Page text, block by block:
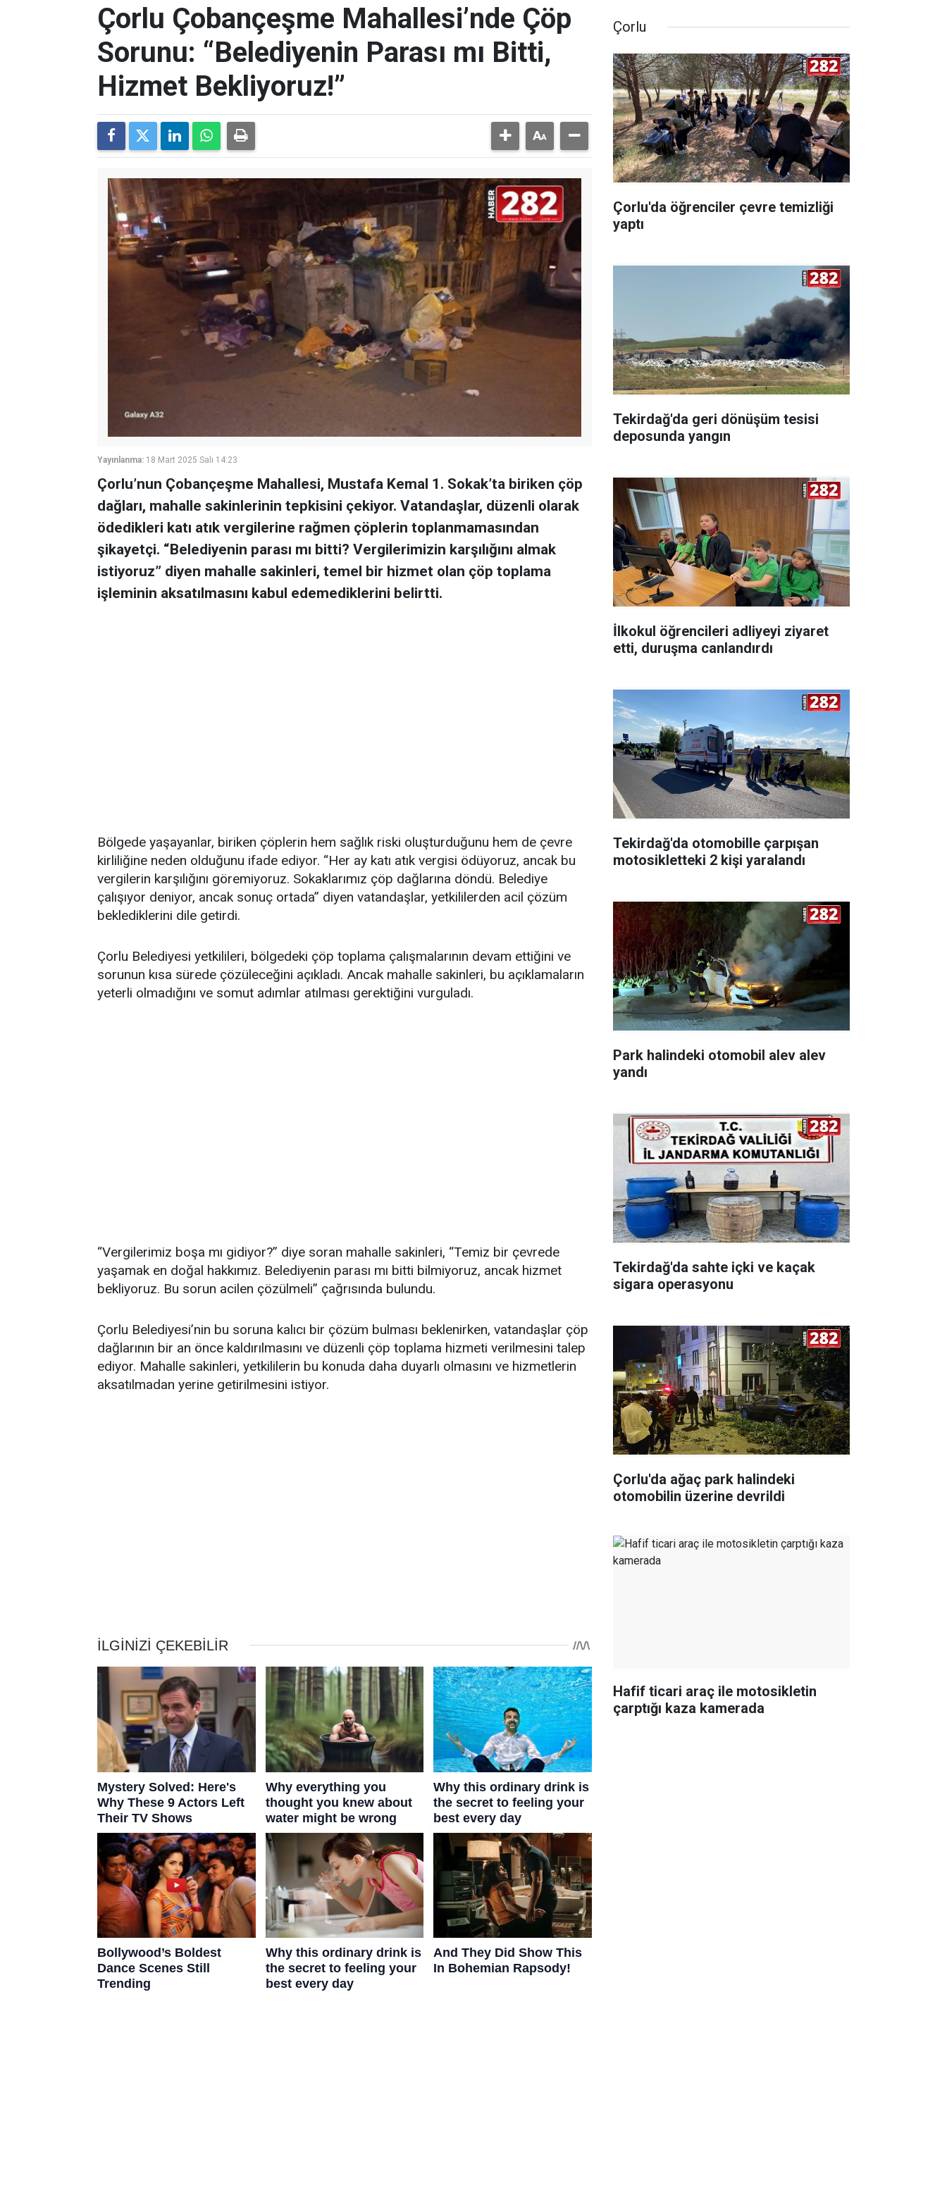
Çorlu Çobançeşme Mahallesi’nde Çöp
Sorunu: “Belediyenin Parası mı Bitti,
Hizmet Bekliyoruz!”
Yayınlanma: 18 Mart 2025 Salı 14:23
Çorlu’nun Çobançeşme Mahallesi, Mustafa Kemal 1. Sokak’ta biriken çöp
dağları, mahalle sakinlerinin tepkisini çekiyor. Vatandaşlar, düzenli olarak
ödedikleri katı atık vergilerine rağmen çöplerin toplanmamasından
şikayetçi. “Belediyenin parası mı bitti? Vergilerimizin karşılığını almak
istiyoruz” diyen mahalle sakinleri, temel bir hizmet olan çöp toplama
işleminin aksatılmasını kabul edemediklerini belirtti.
Bölgede yaşayanlar, biriken çöplerin hem sağlık riski oluşturduğunu hem de çevre
kirliliğine neden olduğunu ifade ediyor. “Her ay katı atık vergisi ödüyoruz, ancak bu
vergilerin karşılığını göremiyoruz. Sokaklarımız çöp dağlarına döndü. Belediye
çalışıyor deniyor, ancak sonuç ortada” diyen vatandaşlar, yetkililerden acil çözüm
beklediklerini dile getirdi.
Çorlu Belediyesi yetkilileri, bölgedeki çöp toplama çalışmalarının devam ettiğini ve
sorunun kısa sürede çözüleceğini açıkladı. Ancak mahalle sakinleri, bu açıklamaların
yeterli olmadığını ve somut adımlar atılması gerektiğini vurguladı.
“Vergilerimiz boşa mı gidiyor?” diye soran mahalle sakinleri, “Temiz bir çevrede
yaşamak en doğal hakkımız. Belediyenin parası mı bitti bilmiyoruz, ancak hizmet
bekliyoruz. Bu sorun acilen çözülmeli” çağrısında bulundu.
Çorlu Belediyesi’nin bu soruna kalıcı bir çözüm bulması beklenirken, vatandaşlar çöp
dağlarının bir an önce kaldırılmasını ve düzenli çöp toplama hizmeti verilmesini talep
ediyor. Mahalle sakinleri, yetkililerin bu konuda daha duyarlı olmasını ve hizmetlerin
aksatılmadan yerine getirilmesini istiyor.
Çorlu
Çorlu'da öğrenciler çevre temizliği
yaptı
Tekirdağ'da geri dönüşüm tesisi
deposunda yangın
İlkokul öğrencileri adliyeyi ziyaret
etti, duruşma canlandırdı
Tekirdağ'da otomobille çarpışan
motosikletteki 2 kişi yaralandı
Park halindeki otomobil alev alev
yandı
Tekirdağ'da sahte içki ve kaçak
sigara operasyonu
Çorlu'da ağaç park halindeki
otomobilin üzerine devrildi
Hafif ticari araç ile motosikletin
çarptığı kaza kamerada